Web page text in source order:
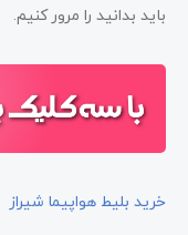
باید بدانید را مرور کنیم.
خرید بلیط هواپیما شیراز